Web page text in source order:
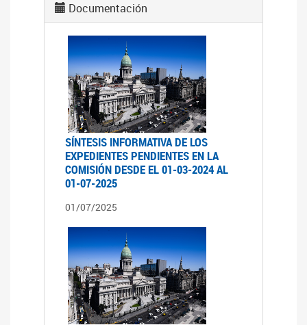
Documentación
SÍNTESIS INFORMATIVA DE LOS
EXPEDIENTES PENDIENTES EN LA
COMISIÓN DESDE EL 01-03-2024 AL
01-07-2025
01/07/2025